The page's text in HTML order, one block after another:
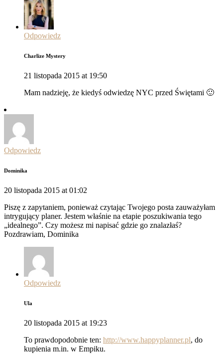
Odpowiedz
Charlize Mystery
21 listopada 2015 at 19:50
Mam nadzieję, że kiedyś odwiedzę NYC przed Świętami 🙂
Odpowiedz
Dominika
20 listopada 2015 at 01:02
Piszę z zapytaniem, ponieważ czytając Twojego posta zauważyłam
intrygujący planer. Jestem właśnie na etapie poszukiwania tego
„idealnego”. Czy możesz mi napisać gdzie go znalazłaś?
Pozdrawiam, Dominika
Odpowiedz
Ula
20 listopada 2015 at 19:23
To prawdopodobnie ten: http://www.happyplanner.pl, do
kupienia m.in. w Empiku.